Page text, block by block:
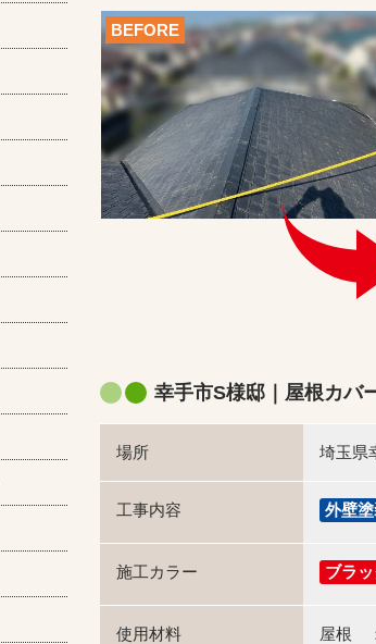
BEFORE
幸手市S様邸｜屋根カ
場所 埼玉県
工事内容 外壁
施工カラー ブラ
使用材料
屋根